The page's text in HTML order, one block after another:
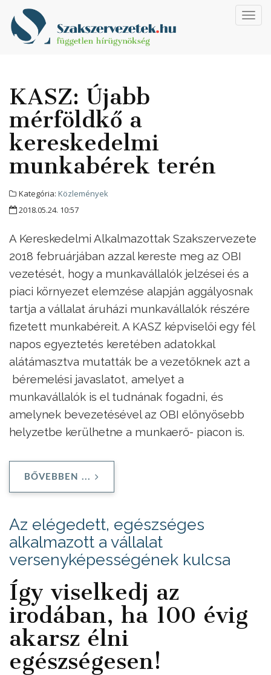
KASZ: Újabb
mérföldkő a
kereskedelmi
munkabérek terén
Kategória: Közlemények
2018.05.24. 10:57
A Kereskedelmi Alkalmazottak Szakszervezete
2018 februárjában azzal kereste meg az OBI
vezetését, hogy a munkavállalók jelzései és a
piaci környezet elemzése alapján aggályosnak
tartja a vállalat áruházi munkavállalók részére
fizetett munkabéreit. A KASZ képviselői egy fél
napos egyeztetés keretében adatokkal
alátámasztva mutatták be a vezetőknek azt a
béremelési javaslatot, amelyet a
munkavállalók is el tudnának fogadni, és
amelynek bevezetésével az OBI előnyösebb
helyzetbe kerülhetne a munkaerő- piacon is.
BŐVEBBEN ...
Az elégedett, egészséges
alkalmazott a vállalat
versenyképességének kulcsa
Így viselkedj az
irodában, ha 100 évig
akarsz élni
egészségesen!